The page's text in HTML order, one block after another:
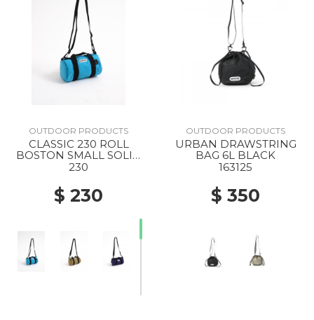
OUTDOOR PRODUCTS
CLASSIC 230 ROLL
BOSTON SMALL SOLID
SKYBLUE
230
$ 230
OUTDOOR PRODUCTS
URBAN DRAWSTRING
BAG 6L BLACK
163125
$ 350